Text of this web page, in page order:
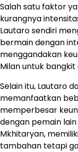
Salah satu faktor
kurangnya
Lautaro sendiri
bermain dengan
menggandakan
Milan untuk
Selain itu, Lautaro
memanfaatkan
memperbesar
dengan pemain
Mkhitaryan,
tambahan tetapi